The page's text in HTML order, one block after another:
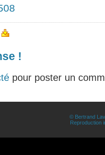
!
pour poster un
© Bertrand
Reproduction